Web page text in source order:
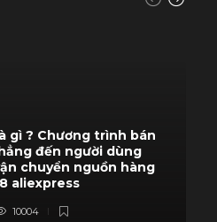
gì ? Chương trình bán
đến người dùng
chuyển nguồn hàng
aliexpress
10004